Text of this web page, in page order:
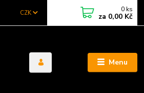
Menu
CZK 0 ks
za 0,00 Kč